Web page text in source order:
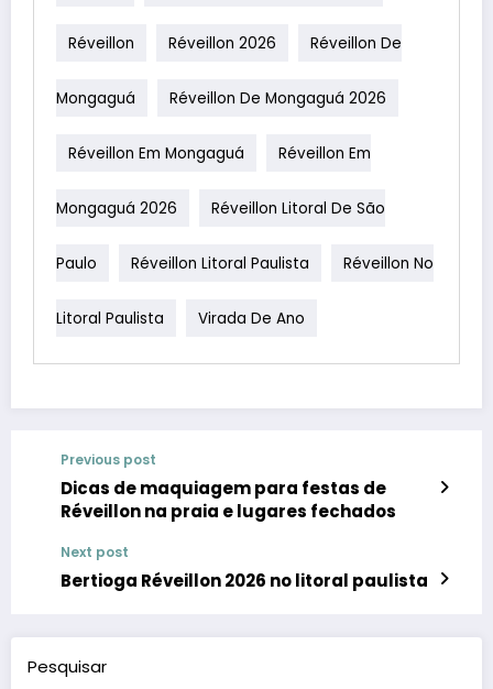
Réveillon Réveillon 2026 Réveillon De
Mongaguá Réveillon De Mongaguá 2026
Réveillon Em Mongaguá Réveillon Em
Mongaguá 2026 Réveillon Litoral De São
Paulo Réveillon Litoral Paulista Réveillon No
Litoral Paulista Virada De Ano
Previous post
Dicas de maquiagem para festas de
Réveillon na praia e lugares fechados
Next post
Bertioga Réveillon 2026 no litoral paulista
Pesquisar